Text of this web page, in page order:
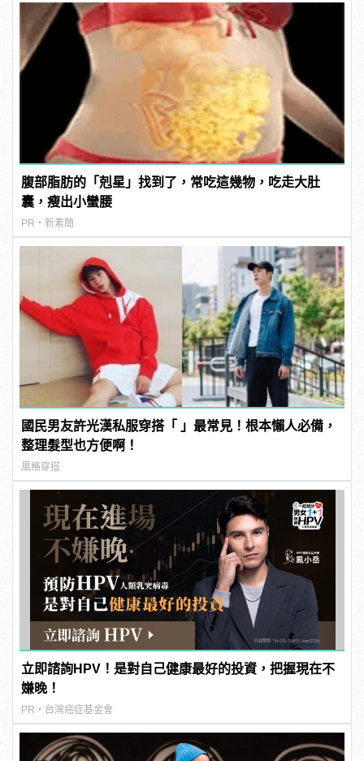
腹部脂肪的「剋星」找到了，常吃這幾物，吃走大肚
囊，瘦出小蠻腰
PR・新素簡
國民男友許光漢私服穿搭「 」最常見！根本懶人必備，
整理髮型也方便啊！
風格穿搭
立即諮詢HPV！是對自己健康最好的投資，把握現在不
嫌晚！
PR・台灣癌症基金會